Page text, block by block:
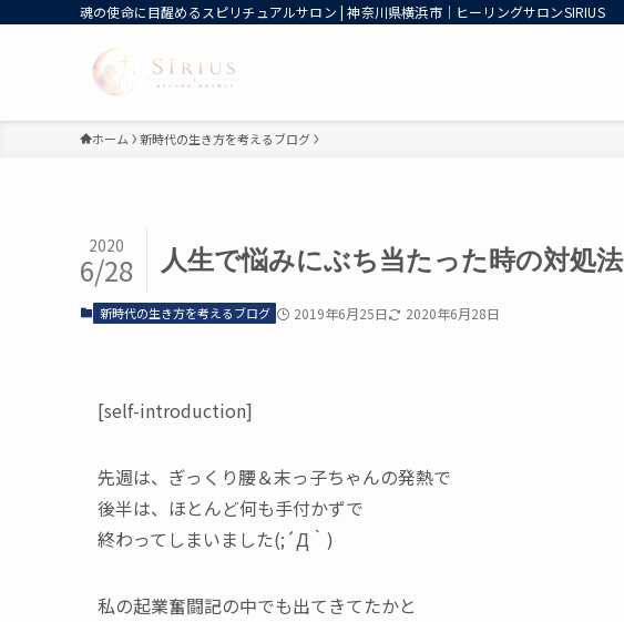
魂の使命に目醒めるスピリチュアルサロン | 神奈川県横浜市｜ヒーリングサロンSIRIUS
ホーム 新時代の生き方を考えるブログ
人生で悩みにぶち当たった時の対処法
2020
6/28
新時代の生き方を考えるブログ 2019年6月25日 2020年6月28日
[self-introduction]
先週は、ぎっくり腰＆末っ子ちゃんの発熱で
後半は、ほとんど何も手付かずで
終わってしまいました(;´Д｀)
私の起業奮闘記の中でも出てきてたかと